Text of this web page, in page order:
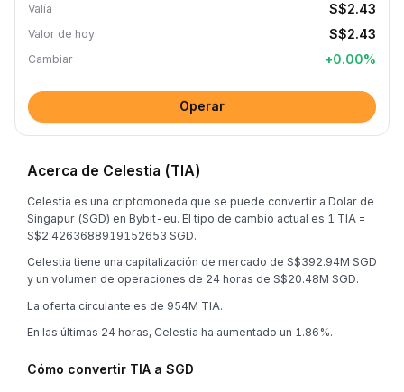
Valía S$2.43
Valor de hoy S$2.43
Cambiar +0.00%
Operar
Acerca de Celestia (TIA)
Celestia es una criptomoneda que se puede convertir a Dolar de
Singapur (SGD) en Bybit-eu. El tipo de cambio actual es 1 TIA =
S$2.4263688919152653 SGD.
Celestia tiene una capitalización de mercado de S$392.94M SGD
y un volumen de operaciones de 24 horas de S$20.48M SGD.
La oferta circulante es de 954M TIA.
En las últimas 24 horas, Celestia ha aumentado un 1.86%.
Cómo convertir TIA a SGD